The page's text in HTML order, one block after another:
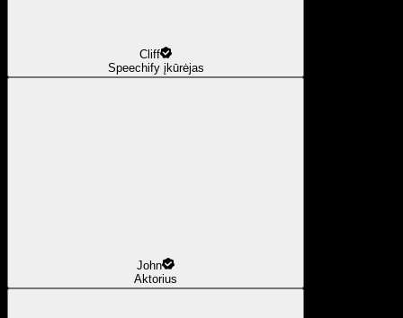
Cliff
Speechify įkūrėjas
John
Aktorius